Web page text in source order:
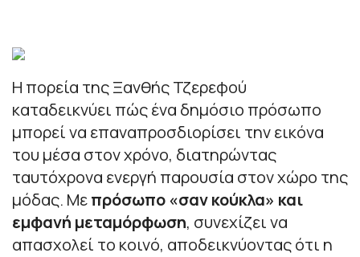
Η πορεία της Ξανθής Τζερεφού
καταδεικνύει πώς ένα δημόσιο πρόσωπο
μπορεί να επαναπροσδιορίσει την εικόνα
του μέσα στον χρόνο, διατηρώντας
ταυτόχρονα ενεργή παρουσία στον χώρο της
μόδας. Μεπρόσωπο «σαν κούκλα» και
εμφανή μεταμόρφωση, συνεχίζει να
απασχολεί το κοινό, αποδεικνύοντας ότι η